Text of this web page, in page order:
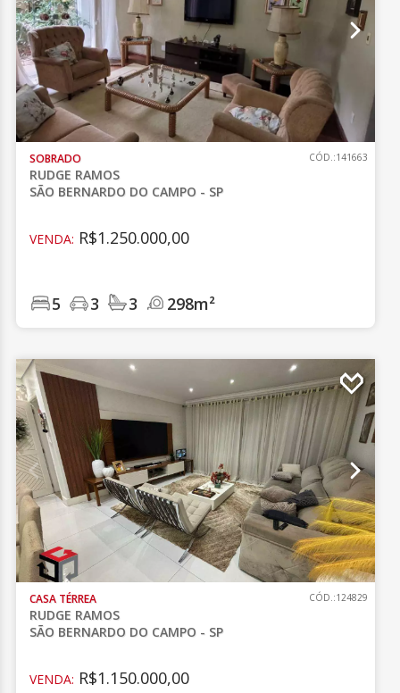
SOBRADO
RUDGE RAMOS
SÃO BERNARDO DO CAMPO - SP
CÓD.:141663
VENDA: R$1.250.000,00
5 3 3 298m²
CASA TÉRREA
RUDGE RAMOS
SÃO BERNARDO DO CAMPO - SP
CÓD.:124829
VENDA: R$1.150.000,00